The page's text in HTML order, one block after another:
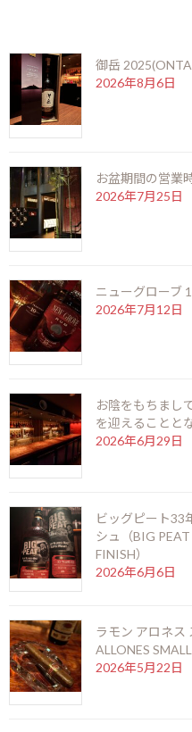
ハバナクラブ マキ
ラ アネホ
HAVANA CLUB
【生産国】キューバ【分類
500ml
1878年に創業され、100年以
のハバナクラブが販売する
本物のキューバラム造りの伝
所のマエストロ「ドン・フォ
られました。
セラー原酒の中から、最も長
ボトリングされ、ボトルの
が刻印されております。ヒ
外箱に納められ、製造証明書
生産のため、入手困難で非常
「maximo」とはスペイン語
ラムINDEX
御岳
2026年8月6日
お盆期間の営業
2026年7月25日
ニューグローブ
2026年7月12日
お陰をもちまし
を迎えることと
2026年6月29日
ビッグピート
シュ（BIG
FINISH）
2026年6月6日
ラモン アロネス
ALLONES
2026年5月22日